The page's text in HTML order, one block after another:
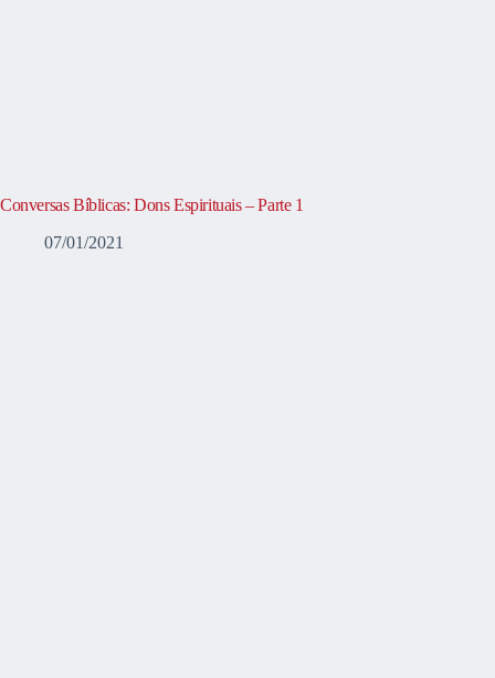
Conversas Bíblicas: Dons Espirituais – Parte 1
07/01/2021